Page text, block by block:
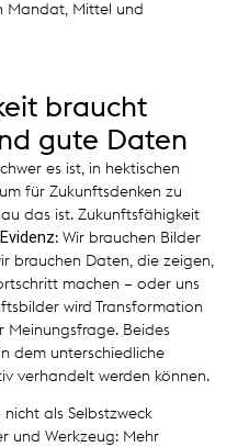
Mandat, Mittel und
braucht
gute Daten
es ist, in hektischen
für Zukunftsdenken zu
das ist. Zukunftsfähigkeit
: Wir brauchen Bilder
brauchen Daten, die zeigen,
machen – oder uns
wird Transformation
Meinungsfrage. Beides
dem unterschiedliche
verhandelt werden können.
als Selbstzweck
und Werkzeug: Mehr